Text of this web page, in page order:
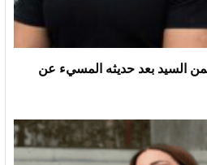
السيد بعد حديثه المسيء عن